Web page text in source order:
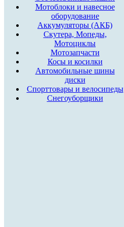
Мотоблоки и навесное
оборудование
Аккумуляторы (АКБ)
Скутера, Мопеды,
Мотоциклы
Мотозапчасти
Косы и косилки
Автомобильные шины
диски
Спорттовары и велосипеды
Снегоуборщики